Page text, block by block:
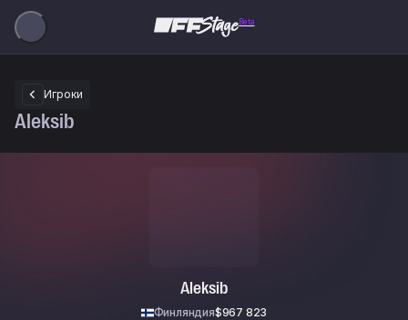
Beta
Игроки
Aleksib
Aleksib
Финляндия$967 823